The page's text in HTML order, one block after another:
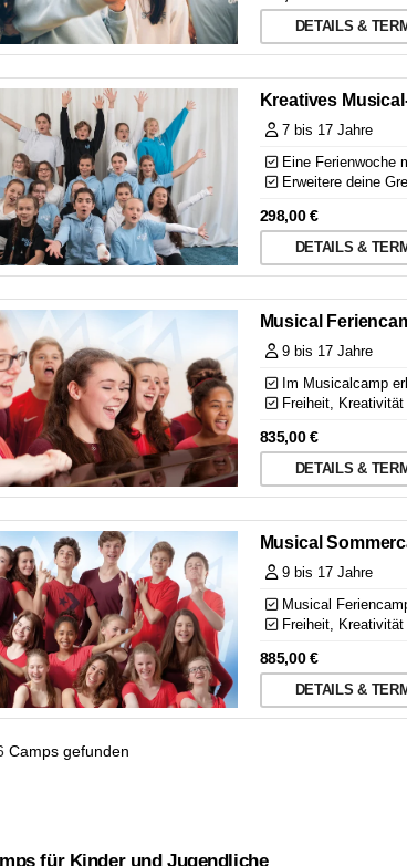
DETAILS &
Kreatives
7 bis 17 Jahre
Eine Ferienwoche
Erweitere deine
298,00€
DETAILS &
Musical
9 bis 17 Jahre
Im Musicalcamp
Freiheit, Kreativität
835,00€
DETAILS &
Musical
9 bis 17 Jahre
Musical
Freiheit, Kreativität
885,00€
DETAILS &
Camps gefunden
für Kinder und Jugendliche